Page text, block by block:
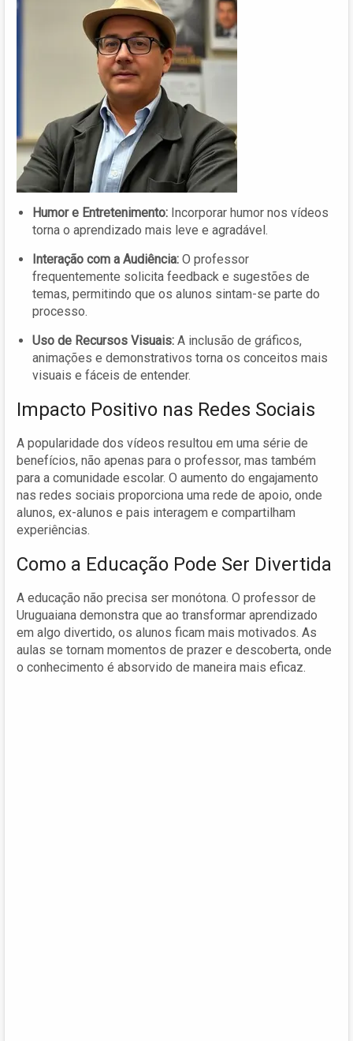
Humor e Entretenimento: Incorporar humor nos vídeos
torna o aprendizado mais leve e agradável.
Interação com a Audiência: O professor
frequentemente solicita feedback e sugestões de
temas, permitindo que os alunos sintam-se parte do
processo.
Uso de Recursos Visuais: A inclusão de gráficos,
animações e demonstrativos torna os conceitos mais
visuais e fáceis de entender.
Impacto Positivo nas Redes Sociais
A popularidade dos vídeos resultou em uma série de
benefícios, não apenas para o professor, mas também
para a comunidade escolar. O aumento do engajamento
nas redes sociais proporciona uma rede de apoio, onde
alunos, ex-alunos e pais interagem e compartilham
experiências.
Como a Educação Pode Ser Divertida
A educação não precisa ser monótona. O professor de
Uruguaiana demonstra que ao transformar aprendizado
em algo divertido, os alunos ficam mais motivados. As
aulas se tornam momentos de prazer e descoberta, onde
o conhecimento é absorvido de maneira mais eficaz.